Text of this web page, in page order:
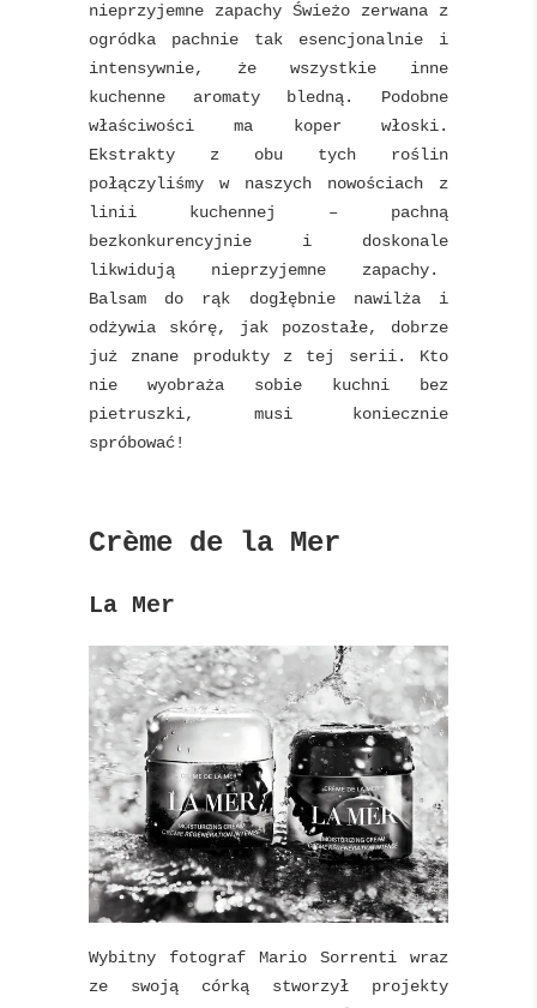
nieprzyjemne zapachy Świeżo zerwana z
ogródka pachnie tak esencjonalnie i
intensywnie, że wszystkie inne
kuchenne aromaty bledną. Podobne
właściwości ma koper włoski.
Ekstrakty z obu tych roślin
połączyliśmy w naszych nowościach z
linii kuchennej – pachną
bezkonkurencyjnie i doskonale
likwidują nieprzyjemne zapachy.
Balsam do rąk dogłębnie nawilża i
odżywia skórę, jak pozostałe, dobrze
już znane produkty z tej serii. Kto
nie wyobraża sobie kuchni bez
pietruszki, musi koniecznie
spróbować!
Crème de la Mer
La Mer
Wybitny fotograf Mario Sorrenti wraz
ze swoją córką stworzył projekty